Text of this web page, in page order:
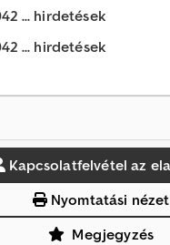
... hirdetések
... hirdetések
Kapcsolatfelvétel az
Nyomtatási nézet
Megjegyzés